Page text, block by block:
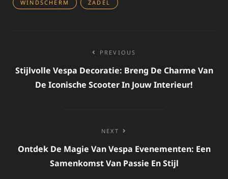
WINDSCHERM ZADEL
navigatie
PREVIOUS
Stijlvolle Vespa Decoratie: Breng De Charme Van
De Iconische Scooter In Jouw Interieur!
NEXT
Ontdek De Magie Van Vespa Evenementen: Een
Samenkomst Van Passie En Stijl